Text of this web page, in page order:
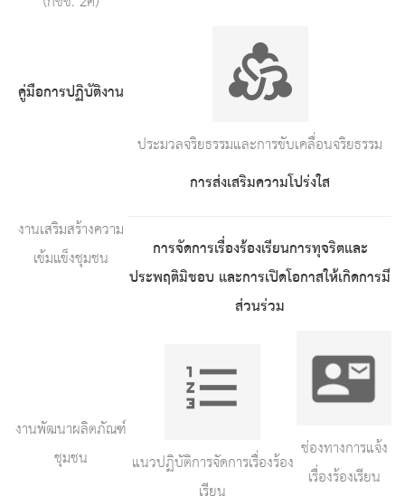
คู่มือการปฏิบัติงาน
ประมวลจริยธรรมและการขับเคลื่อนจริยธรรม
งานเสริมสร้างความ
เข้มแข็งชุมชน
การส่งเสริมความโปร่งใส
การจัดการเรื่องร้องเรียนการทุจริตและ
ประพฤติมิชอบ และการเปิดโอกาสให้เกิดการมี
ส่วนร่วม
งานพัฒนาผลิตภัณฑ์
ชุมชน
แนวปฏิบัติการจัดการเรื่องร้อง
ช่องทางการแจ้ง
เรื่องร้องเรียน